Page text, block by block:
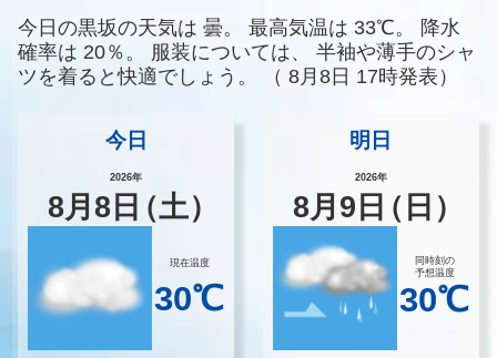
今日の黒坂の天気は 曇。 最高気温は 33℃。
降水
確率は 20％。 服装については、
半袖や薄手のシャ
ツを着ると快適でしょう。
（ 8月8日 17時発表）
今日
2026年
8月8 日（土）
現在温度
30℃
明日
2026年
8月 9 日（日）
同時刻の
予想温度
30℃